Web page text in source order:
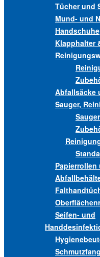
Tücher und
Mund- und
Handschuhe
Klapphalter
Abfallsäcke
Sauger,
Papierrollen
Seifen- und